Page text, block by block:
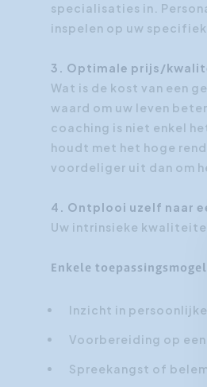
specialisaties in.
inspelen op uw
3. Optimale prijs/
Wat is de kost van een
waard om uw leven
coaching is niet enkel
houdt met het hoge
voordeliger uit dan om
4. Ontplooi uzelf naar
Uw intrinsieke
Enkele
Inzicht in
Voorbereiding op
Spreekangst of